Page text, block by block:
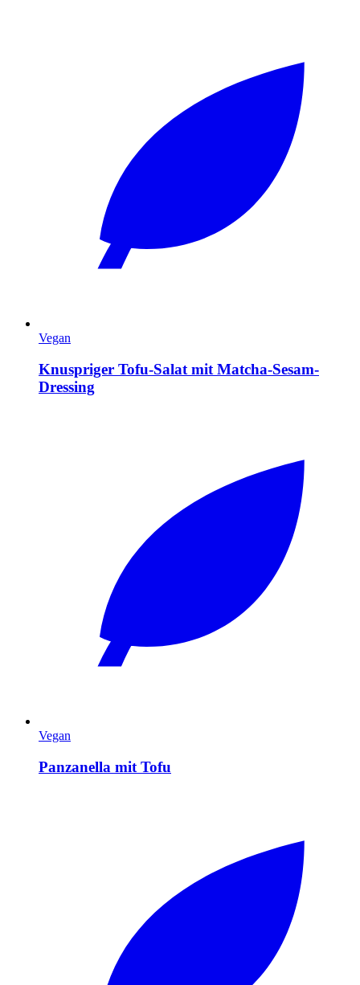
Vegan
Knuspriger Tofu-Salat mit Matcha-Sesam-
Dressing
Vegan
Panzanella mit Tofu